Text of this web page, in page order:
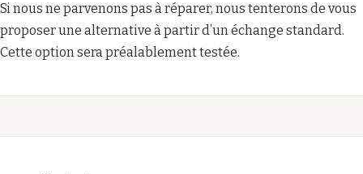
Si nous ne parvenons pas à réparer, nous tenterons de vous
proposer une alternative à partir d’un échange standard.
Cette option sera préalablement testée.